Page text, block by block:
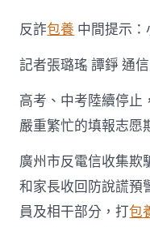
反詐包養 中間提示：
記者張璐瑤 譚錚 通
高考、中考陸續停止
嚴重繁忙的填報志愿
廣州市反電信收集欺
和家長收回防說謊預
員及相干部分，打包